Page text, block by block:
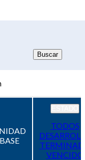
BASE
TODOS
VENCIDO